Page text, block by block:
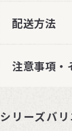
配送方法
注意事項・
シリーズバ